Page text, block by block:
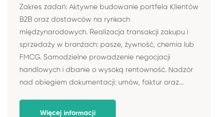
Zakres zadań: Aktywne budowanie portfela Klientów
B2B oraz dostawców na rynkach
międzynarodowych. Realizacja transakcji zakupu i
sprzedaży w branżach: pasze, żywność, chemia lub
FMCG. Samodzielne prowadzenie negocjacji
handlowych i dbanie o wysoką rentowność. Nadzór
nad obiegiem dokumentacji: umów, faktur oraz...
Więcej informacji